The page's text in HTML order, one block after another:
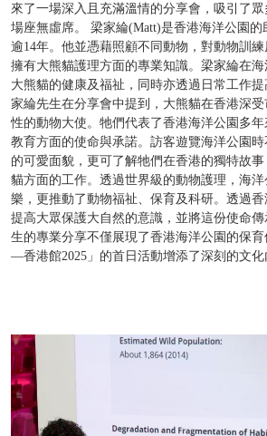
來了一場深入且充滿溫情的分享會，吸引了
場座無虛席。 梁家綸(Matt)是香港海洋公園
逾14年。他並憑藉照顧不同動物，對動物訓練
擁有大熊貓護理方面的專業知識。梁家綸在
大熊貓的健康及福祉，同時亦透過日常工作
家綸先生在分享會中提到，大熊貓在香港深
性的動物大使。牠們代表了香港海洋公園多
教育方面的使命與承諾。訪客遊覽海洋公園
的可愛面貌，更可了解牠們在香港的獨特故
貓方面的工作。透過世界級的動物護理，海
樂，更推動了動物福祉、保育及科研。透過
提高大眾保護大自然的意識，並將這份使命
生的專業分享不僅展現了香港海洋公園的保
—香港館2025」的首日活動增添了深刻的文化